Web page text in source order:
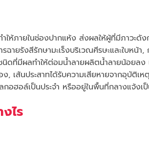
ให้ภายในช่องปากแห้ง ส่งผลให้ผู้ที่มีภาวะดั
ายรังสีรักษามะเร็งบริเวณศีรษะและใบหน้า,
ดที่มีผลทำให้ต่อมน้ำลายผลิตน้ำลายน้อยลง
, เส้นประสาทได้รับความเสียหายจากอุบัติ
ฮอล์เป็นประจำ หรืออยู่ในพื้นที่กลางแจ้งเ
ไร